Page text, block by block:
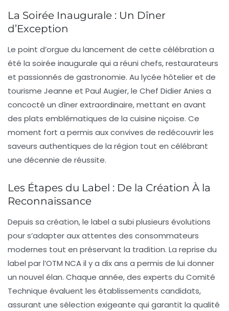
La Soirée Inaugurale : Un Dîner
d’Exception
Le point d’orgue du lancement de cette célébration a
été la soirée inaugurale qui a réuni chefs, restaurateurs
et passionnés de gastronomie. Au lycée hôtelier et de
tourisme Jeanne et Paul Augier, le Chef Didier Anies a
concocté un dîner extraordinaire, mettant en avant
des plats emblématiques de la cuisine niçoise. Ce
moment fort a permis aux convives de redécouvrir les
saveurs authentiques de la région tout en célébrant
une décennie de réussite.
Les Étapes du Label : De la Création À la
Reconnaissance
Depuis sa création, le label a subi plusieurs évolutions
pour s’adapter aux attentes des consommateurs
modernes tout en préservant la tradition. La reprise du
label par l’OTM NCA il y a dix ans a permis de lui donner
un nouvel élan. Chaque année, des experts du Comité
Technique évaluent les établissements candidats,
assurant une sélection exigeante qui garantit la qualité